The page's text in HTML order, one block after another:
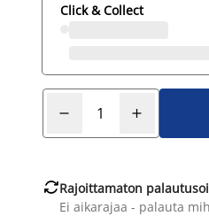
Click & Collect
Rajoittamaton
Ei aikarajaa - palauta